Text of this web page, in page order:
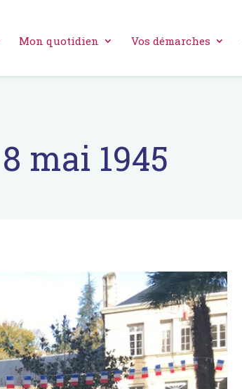
Mon quotidien Vos démarches
mai 1945